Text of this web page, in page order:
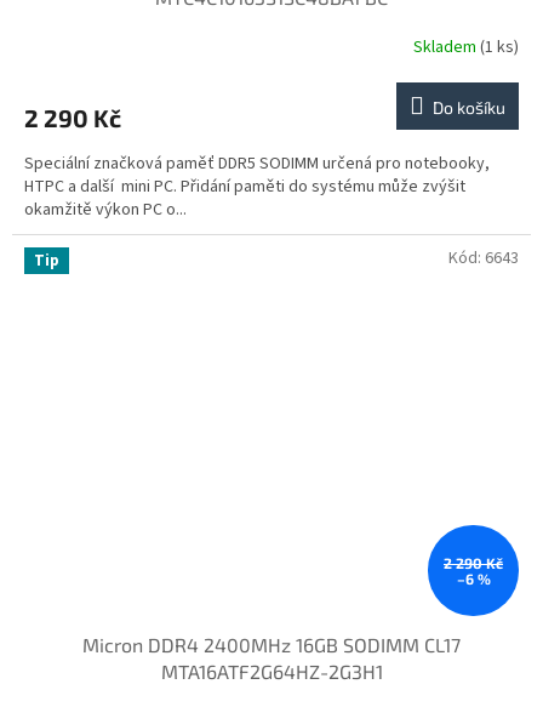
Skladem (1 ks)
2 290 Kč Do košíku
Speciální značková paměť DDR5 SODIMM určená pro notebooky,
HTPC a další mini PC. Přidání paměti do systému může zvýšit
okamžitě výkon PC o...
Tip
2 290 Kč
–6 %
Micron DDR4 2400MHz 16GB SODIMM CL17
MTA16ATF2G64HZ-2G3H1
Kód: 6643